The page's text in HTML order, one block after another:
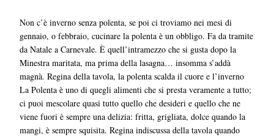
Non c’è inverno senza polenta, se poi ci troviamo nei mesi di
gennaio, o febbraio, cucinare la polenta è un obbligo. Fa da tramite
da Natale a Carnevale. È quell’intramezzo che si gusta dopo la
Minestra maritata, ma prima della lasagna… insomma s’addà
magnà. Regina della tavola, la polenta scalda il cuore e l’inverno
La Polenta è uno di quegli alimenti che si presta veramente a tutto;
ci puoi mescolare quasi tutto quello che desideri e quello che ne
viene fuori è sempre una delizia: fritta, grigliata, dolce quando la
mangi, è sempre squisita. Regina indiscussa della tavola quando